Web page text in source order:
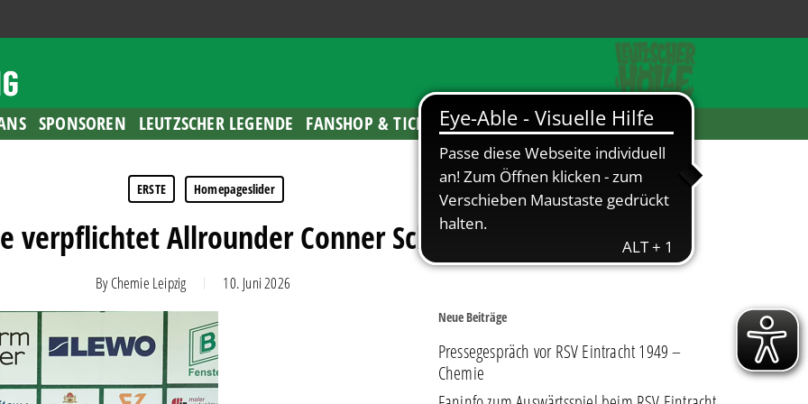
SPONSOREN LEUTZSCHER LEGENDE FANSHOP & TICKETS
ERSTE Homepageslider
verpflichtet Allrounder Conner Schulze
By Chemie Leipzig 10. Juni 2026
Neue Beiträge
Pressegespräch vor RSV Eintracht 1949 –
Chemie